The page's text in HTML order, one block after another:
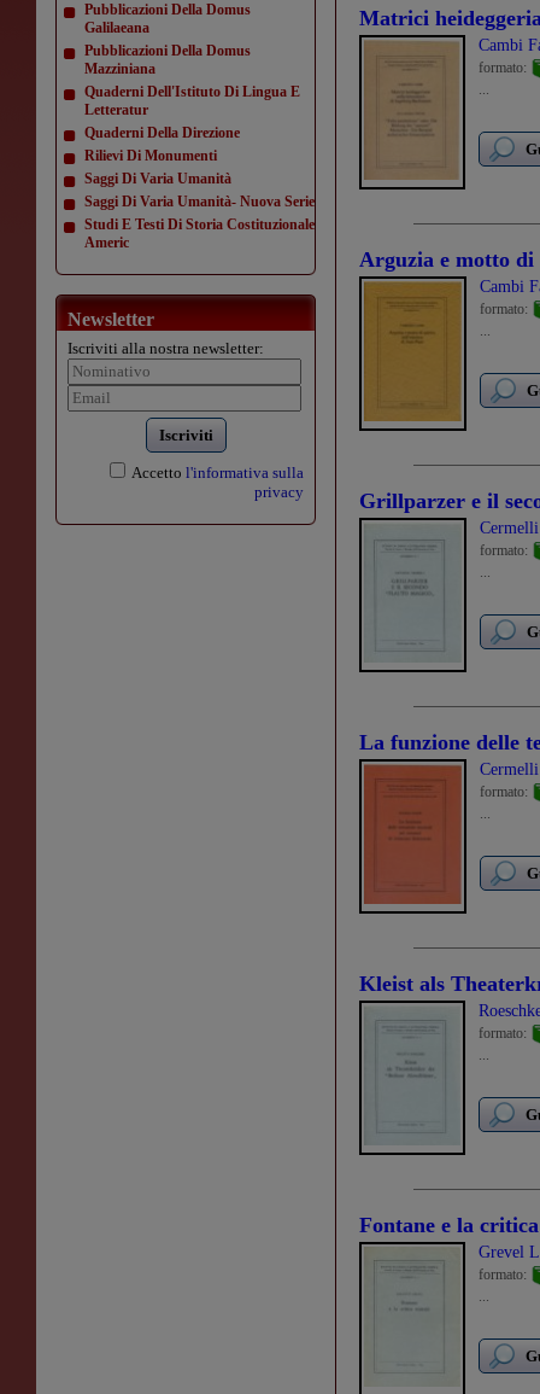
Pubblicazioni Della Domus
Galilaeana
Pubblicazioni Della Domus
Mazziniana
Quaderni Dell'Istituto Di Lingua E
Letteratur
Quaderni Della Direzione
Rilievi Di Monumenti
Saggi Di Varia Umanità
Saggi Di Varia Umanità- Nuova Serie
Studi E Testi Di Storia Costituzionale
Americ
Newsletter
Iscriviti alla nostra newsletter:
Iscriviti
Accetto l'informativa sulla
privacy
Matrici
Cambi
formato:
...
Arguzia e motto di
Cambi
formato:
...
Grillparzer e il
formato:
...
La funzione delle
formato:
...
Kleist als
formato:
...
Fontane e la
Grevel
formato:
...